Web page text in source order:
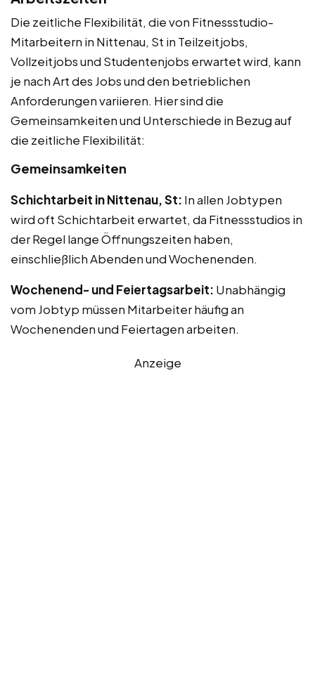
Die zeitliche Flexibilität, die von Fitnessstudio-
Mitarbeitern in Nittenau, St in Teilzeitjobs,
Vollzeitjobs und Studentenjobs erwartet wird, kann
je nach Art des Jobs und den betrieblichen
Anforderungen variieren. Hier sind die
Gemeinsamkeiten und Unterschiede in Bezug auf
die zeitliche Flexibilität:
Gemeinsamkeiten
Schichtarbeit in Nittenau, St: In allen Jobtypen
wird oft Schichtarbeit erwartet, da Fitnessstudios in
der Regel lange Öffnungszeiten haben,
einschließlich Abenden und Wochenenden.
Wochenend- und Feiertagsarbeit: Unabhängig
vom Jobtyp müssen Mitarbeiter häufig an
Wochenenden und Feiertagen arbeiten.
Anzeige